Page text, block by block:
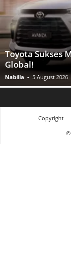
Toyota Sukses
Global!
Nabilla - 5 August 2026
Copyright
©